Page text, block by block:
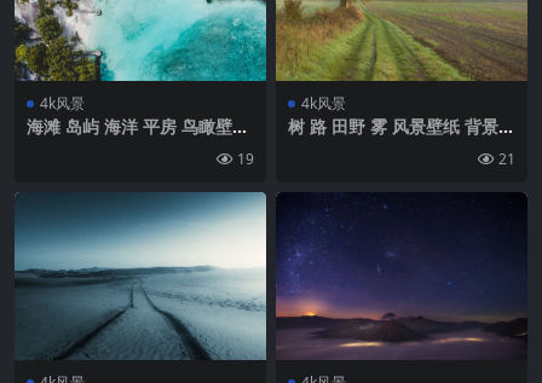
4k风景
海滩 岛屿 海洋 平房 鸟瞰壁纸
19
4k风景
树 路 田野 雾 风景壁纸 背景4
21